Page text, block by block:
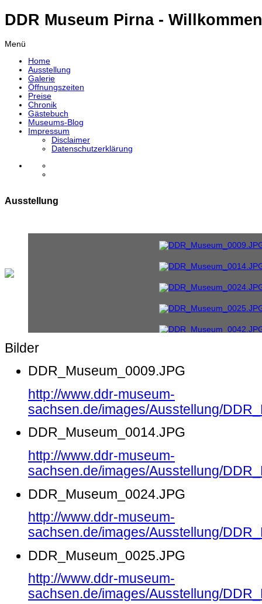
DDR Museum Pirna -
Menü
Home
Ausstellung
Galerie
Öffnungszeiten
Preise
Chronik
Gästebuch
Museums-Blog
Impressum
Disclaimer
Datenschutzerklärung
Ausstellung
Bilder
DDR_Museum_0009.JPG
http://www.ddr-museum-
sachsen.de/images/Ausstellung/
DDR_Museum_0014.JPG
http://www.ddr-museum-
sachsen.de/images/Ausstellung/
DDR_Museum_0024.JPG
http://www.ddr-museum-
sachsen.de/images/Ausstellung/
DDR_Museum_0025.JPG
http://www.ddr-museum-
sachsen.de/images/Ausstellung/